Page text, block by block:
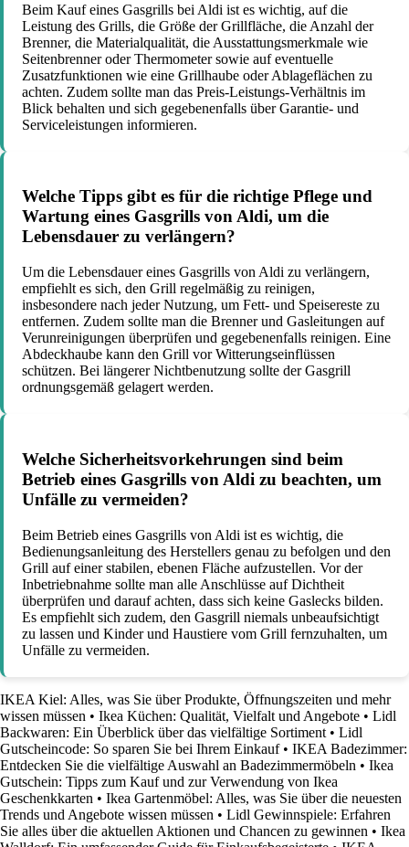
Beim Kauf eines Gasgrills bei Aldi ist es wichtig, auf die
Leistung des Grills, die Größe der Grillfläche, die Anzahl der
Brenner, die Materialqualität, die Ausstattungsmerkmale wie
Seitenbrenner oder Thermometer sowie auf eventuelle
Zusatzfunktionen wie eine Grillhaube oder Ablageflächen zu
achten. Zudem sollte man das Preis-Leistungs-Verhältnis im
Blick behalten und sich gegebenenfalls über Garantie- und
Serviceleistungen informieren.
Welche Tipps gibt es für die richtige Pflege und
Wartung eines Gasgrills von Aldi, um die
Lebensdauer zu verlängern?
Um die Lebensdauer eines Gasgrills von Aldi zu verlängern,
empfiehlt es sich, den Grill regelmäßig zu reinigen,
insbesondere nach jeder Nutzung, um Fett- und Speisereste zu
entfernen. Zudem sollte man die Brenner und Gasleitungen auf
Verunreinigungen überprüfen und gegebenenfalls reinigen. Eine
Abdeckhaube kann den Grill vor Witterungseinflüssen
schützen. Bei längerer Nichtbenutzung sollte der Gasgrill
ordnungsgemäß gelagert werden.
Welche Sicherheitsvorkehrungen sind beim
Betrieb eines Gasgrills von Aldi zu beachten, um
Unfälle zu vermeiden?
Beim Betrieb eines Gasgrills von Aldi ist es wichtig, die
Bedienungsanleitung des Herstellers genau zu befolgen und den
Grill auf einer stabilen, ebenen Fläche aufzustellen. Vor der
Inbetriebnahme sollte man alle Anschlüsse auf Dichtheit
überprüfen und darauf achten, dass sich keine Gaslecks bilden.
Es empfiehlt sich zudem, den Gasgrill niemals unbeaufsichtigt
zu lassen und Kinder und Haustiere vom Grill fernzuhalten, um
Unfälle zu vermeiden.
IKEA Kiel: Alles, was Sie über Produkte, Öffnungszeiten und mehr
wissen müssen • Ikea Küchen: Qualität, Vielfalt und Angebote • Lidl
Backwaren: Ein Überblick über das vielfältige Sortiment • Lidl
Gutscheincode: So sparen Sie bei Ihrem Einkauf• IKEA Badezimmer:
Entdecken Sie die vielfältige Auswahl an Badezimmermöbeln • Ikea
Gutschein: Tipps zum Kauf und zur Verwendung von Ikea
Geschenkkarten • Ikea Gartenmöbel: Alles, was Sie über die neuesten
Trends und Angebote wissen müssen • Lidl Gewinnspiele: Erfahren
Sie alles über die aktuellen Aktionen und Chancen zu gewinnen • Ikea